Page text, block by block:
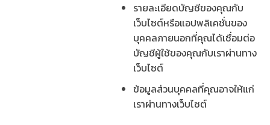
รายละเอียดบัญชีของคุณกับ
เว็บไซต์หรือแอปพลิเคชั่นของ
บุคคลภายนอกที่คุณได้เชื่อมต่อ
บัญชีผู้ใช้ของคุณกับเราผ่านทาง
เว็บไซต์
ข้อมูลส่วนบุคคลที่คุณอาจให้แก่
เราผ่านทางเว็บไซต์